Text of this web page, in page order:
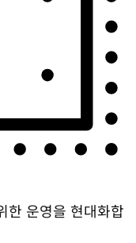
한 운영을 현대화합